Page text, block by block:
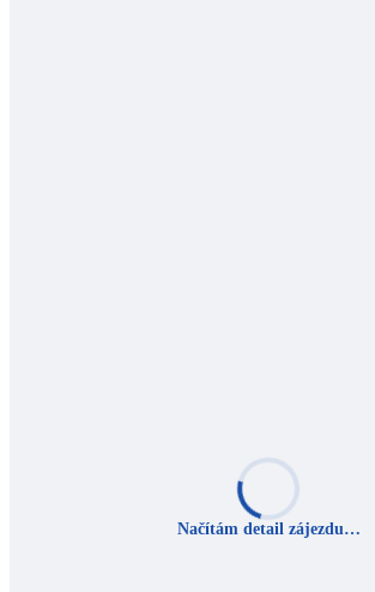
Načítám detail zájezdu…